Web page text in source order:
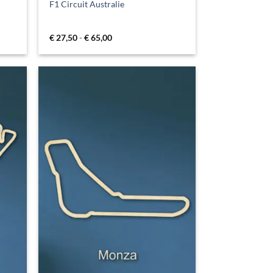
F1 Circuit Australie
€27,50 - €65,00Prijsklasse:
tot